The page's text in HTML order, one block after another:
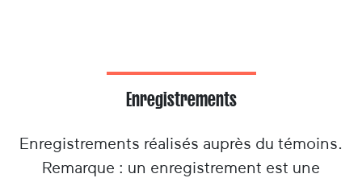
Enregistrements
Enregistrements réalisés auprès du témoins.
Remarque : un enregistrement est une